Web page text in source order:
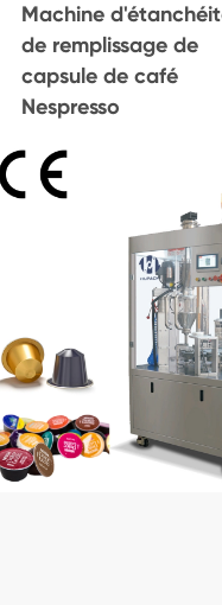
Machine
de remplissage de
capsule de café
Nespresso